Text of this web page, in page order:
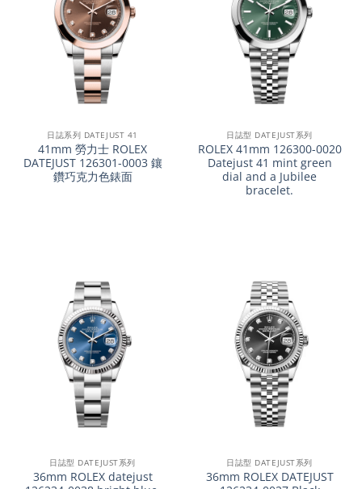
日誌系列 DATEJUST 41
41mm 勞力士 ROLEX
DATEJUST 126301-0003 鑲
鑽巧克力色錶面
日誌型 DATEJUST系列
ROLEX 41mm 126300-0020
Datejust 41 mint green
dial and a Jubilee
bracelet.
日誌型 DATEJUST系列
36mm ROLEX datejust
日誌型 DATEJUST系列
36mm ROLEX DATEJUST